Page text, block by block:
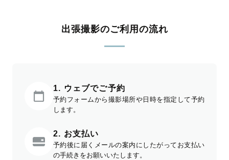
出張撮影のご利用の流れ
1. ウェブでご予約
予約フォームから撮影場所や日時を指定して予約
します。
2. お支払い
予約後に届くメールの案内にしたがってお支払い
の手続きをお願いいたします。